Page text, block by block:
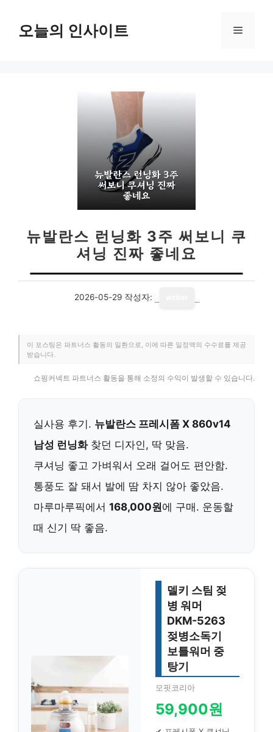
오늘의 인사이트 메
뉴발란스 런닝화 3주 써보니 쿠
셔닝 진짜 좋네요
2026-05-29 작성자:
이 포스팅은 파트너스 활동의 일환으로, 이에 따른 일정액의 수수료를 제공
받습니다.
쇼핑커넥트 파트너스 활동을 통해 소정의 수익이 발생할 수 있습니다.
실사용 후기. 뉴발란스 프레시폼 X 860v14
남성 런닝화찾던 디자인, 딱 맞음.
쿠셔닝 좋고 가벼워서 오래 걸어도 편안함.
통풍도 잘 돼서 발에 땀 차지 않아 좋았음.
마루마루픽에서 168,000원에 구매. 운동할
때 신기 딱 좋음.
델키 스팀 젖
병 워머
DKM-5263
젖병소독기
보틀워머 중
탕기
모핏코리아
59,900원